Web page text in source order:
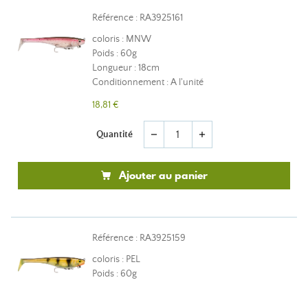
Référence : RA3925161
coloris : MNW
Poids : 60g
Longueur : 18cm
Conditionnement : A l'unité
18,81 €
Quantité remove add
Ajouter au panier
Référence : RA3925159
coloris : PEL
Poids : 60g